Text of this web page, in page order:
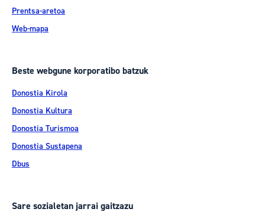
Prentsa-aretoa
Web-mapa
Beste webgune korporatibo batzuk
Donostia Kirola
Donostia Kultura
Donostia Turismoa
Donostia Sustapena
Dbus
Sare sozialetan jarrai gaitzazu